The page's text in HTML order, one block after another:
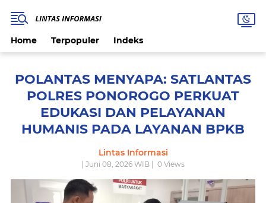
Home Terpopuler Indeks
POLANTAS MENYAPA: SATLANTAS
POLRES PONOROGO PERKUAT
EDUKASI DAN PELAYANAN
HUMANIS PADA LAYANAN BPKB
Lintas Informasi
| Juni 08, 2026 WIB | 0 Views